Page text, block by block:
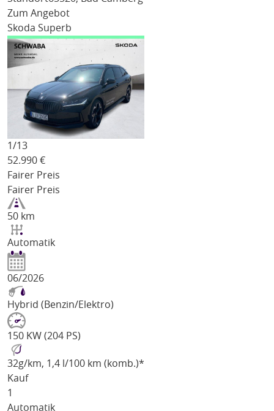
Zum Angebot
Skoda Superb
1/13
52.990 €
Fairer Preis
Fairer Preis
50 km
Automatik
06/2026
Hybrid (Benzin/Elektro)
150 KW (204 PS)
32g/km, 1,4 l/100 km (komb.)*
Kauf
1
Automatik